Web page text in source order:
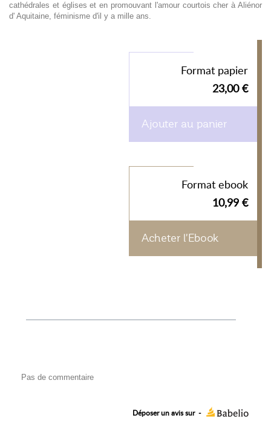
cathédrales et églises et en promouvant l'amour courtois cher à Aliénor
d' Aquitaine, féminisme d'il y a mille ans.
Format papier
23,00 €
Ajouter au panier
Format ebook
10,99 €
Acheter l'Ebook
Pas de commentaire
Déposer un avis sur -